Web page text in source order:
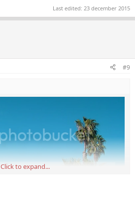
Last edited: 23 december 2015
#9
Click to expand...